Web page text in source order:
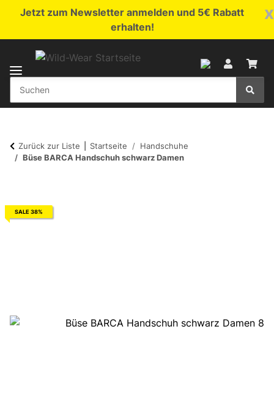
x
Jetzt zum Newsletter anmelden und 5€ Rabatt
erhalten!
Zurück zur Liste Startseite
Handschuhe
Büse BARCA Handschuh schwarz Damen
SALE 38%